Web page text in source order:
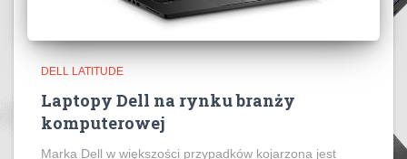
DELL LATITUDE
Laptopy Dell na rynku branży
komputerowej
Marka Dell w większości przypadków kojarzona jest